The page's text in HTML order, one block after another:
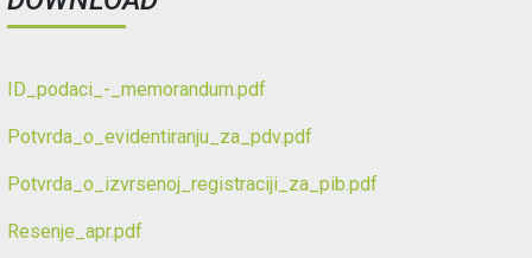
materijal
Toneri
&
Oprema
Registracija Zaboravljena lozinka?
ID_podaci_-_memorandum.pdf
Potvrda_o_evidentiranju_za_pdv.pdf
Potvrda_o_izvrsenoj_registraciji_za_pib.pdf
Resenje_apr.pdf